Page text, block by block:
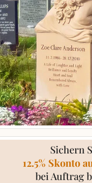
Sichern
12.5% Skonto
bei Auftrag